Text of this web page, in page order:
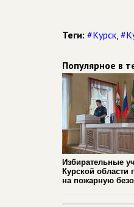
Теги: #Курск,
Популярное в
Избирательные
Курской области
на пожарную